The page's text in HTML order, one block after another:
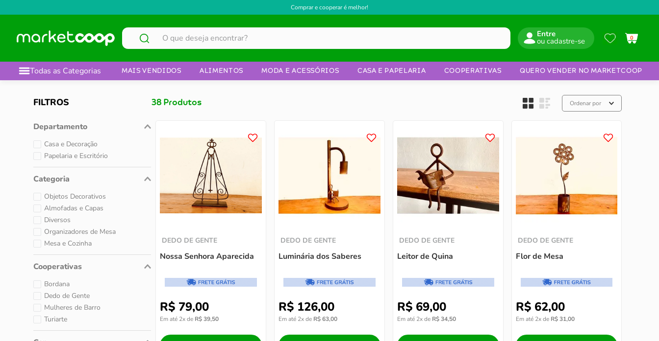
Comprar e cooperar é melhor!
O que deseja encontrar? Entre 0
Todas as Categorias MAIS VENDIDOS ALIMENTOS MODA E ACESSÓRIOS CASA E PAPELARIA COOPERATIVAS QUERO VENDER NO MARKETCOOP
FILTROS
Departamento
Casa e Decoração
Papelaria e Escritório
Categoria
Objetos Decorativos
Almofadas e Capas
Diversos
Organizadores de Mesa
Mesa e Cozinha
Cooperativas
Bordana
Dedo de Gente
Mulheres de Barro
Turiarte
38 Produtos Ordenar por
DEDO DE GENTE
Nossa Senhora Aparecida
R$ 79,00
Em até 2x de R$ 39,50
DEDO DE GENTE
Luminária dos Saberes
R$ 126,00
Em até 2x de R$63,00
DEDO DE GENTE
Leitor de Quina
R$ 69,00
Em até 2x de R$34,50
DEDO DE GENTE
Flor de Mesa
R$ 62,00
Em até 2x de R$ 31,00